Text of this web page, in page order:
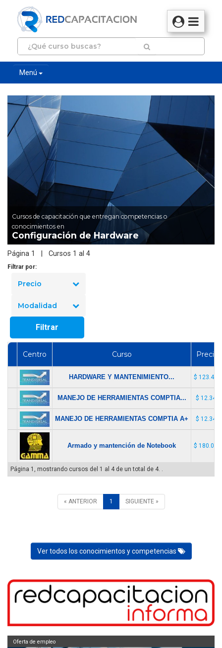
Menú
Cursos de capacitación que entregan competencias o
conocimientos en
Configuración de Hardware
Página 1 | Cursos 1 al 4
Filtrar por:
Precio
Modalidad
Filtrar
Centro Curso Precio
HARDWARE Y MANTENIMIENTO... $ 123.456
MANEJO DE HERRAMIENTAS COMPTIA... $ 12.345
MANEJO DE HERRAMIENTAS COMPTIA A+ $ 12.345
Armado y mantención de Notebook $ 180.000
Página 1, mostrando cursos del 1 al 4 de un total de 4. .
« ANTERIOR 1 SIGUIENTE »
Ver todos los conocimientos y competencias
Oferta de empleo